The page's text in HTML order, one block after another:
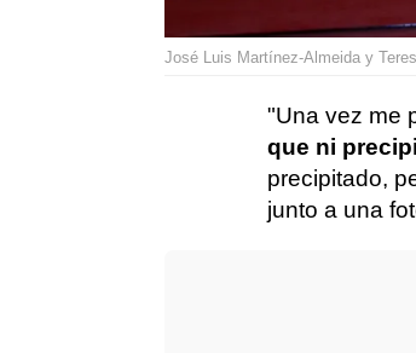
José Luis Martínez-Almeida y
"Una vez me
que ni
precipitado,
junto a una